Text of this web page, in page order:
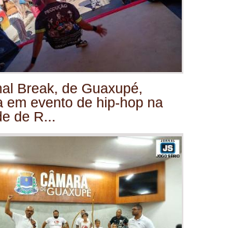
Break, de Guaxupé,
em evento de hip-hop na
de R...